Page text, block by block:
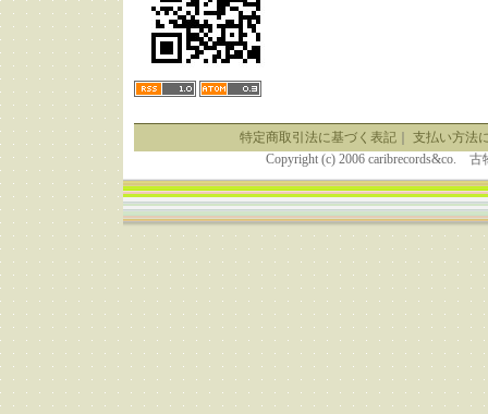
特定商取引法に基づく表記｜ 支払い方法
Copyright (c) 2006 caribrecords&co.